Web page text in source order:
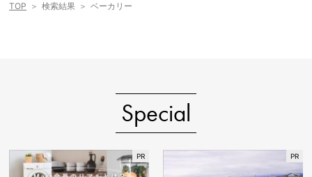
TOP 検索結果 ベーカリー
Special